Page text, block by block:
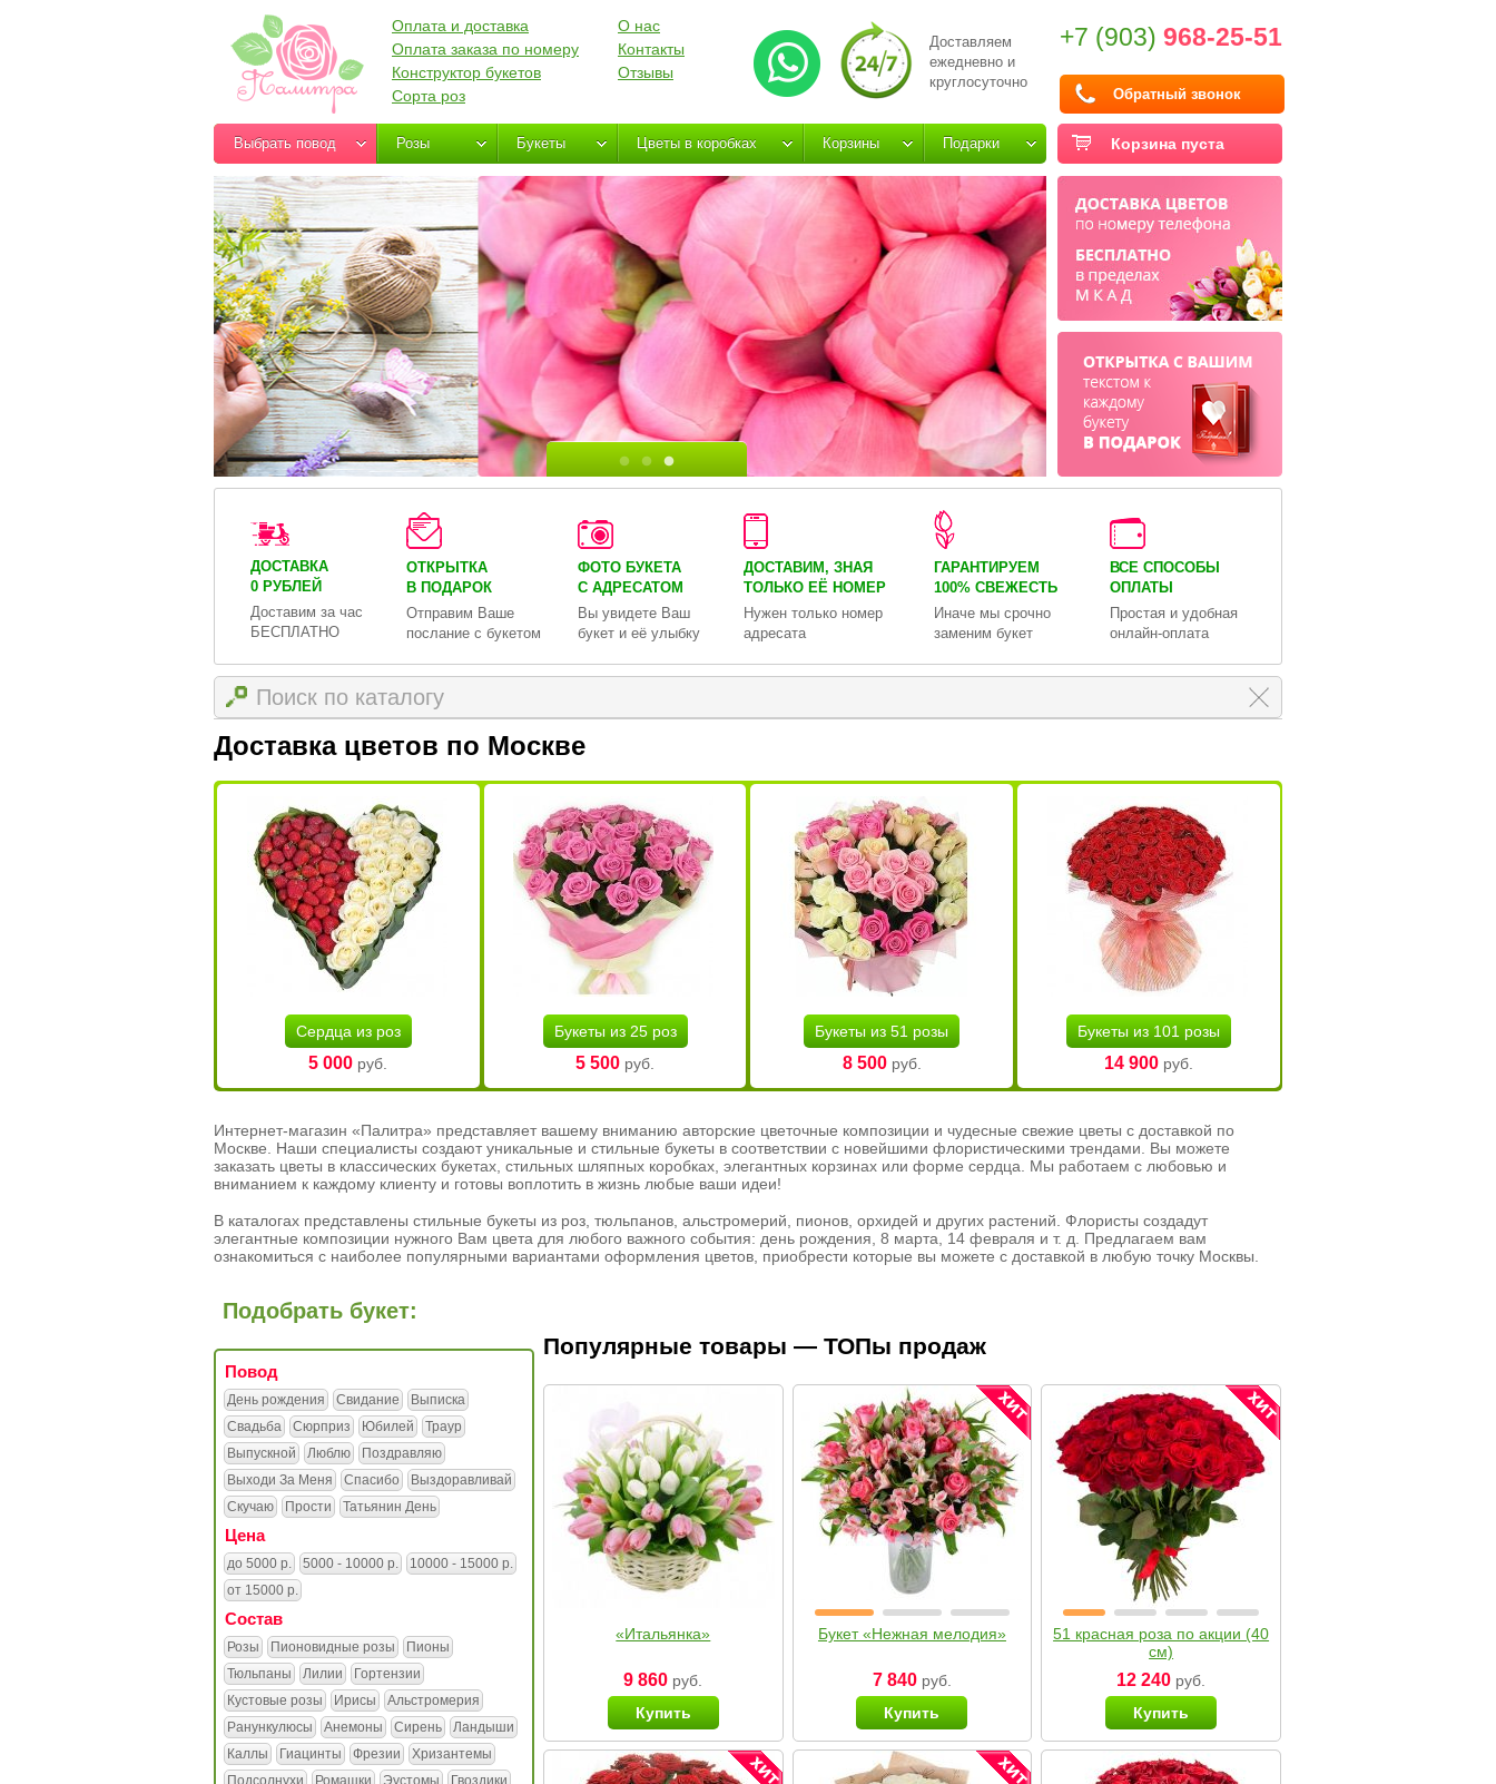
Доставляем
ежедневно и
круглосуточно
+7 (903) 968-25-51
Обратный звонок
Оплата и доставка
Оплата заказа по номеру
Конструктор букетов
Сорта роз
О нас
Контакты
Отзывы
Корзина пуста
Выбрать повод Розы Букеты Цветы в коробках Корзины Подарки
ДОСТАВКА
0 РУБЛЕЙ
Доставим за час
БЕСПЛАТНО
ОТКРЫТКА
В ПОДАРОК
Отправим Ваше
послание с букетом
ФОТО БУКЕТА
С АДРЕСАТОМ
Вы увидете Ваш
букет и её улыбку
ДОСТАВИМ, ЗНАЯ
ТОЛЬКО ЕЁ НОМЕР
Нужен только номер
адресата
ГАРАНТИРУЕМ
100% СВЕЖЕСТЬ
Иначе мы срочно
заменим букет
ВСЕ СПОСОБЫ
ОПЛАТЫ
Простая и удобная
онлайн-оплата
Доставка цветов по Москве
Сердца из роз
5 000 руб.
Букеты из 25 роз
5 500 руб.
Букеты из 51 розы
8 500руб.
Букеты из 101 розы
14 900руб.
Интернет-магазин «Палитра» представляет вашему вниманию авторские цветочные композиции и чудесные свежие цветы с доставкой по
Москве. Наши специалисты создают уникальные и стильные букеты в соответствии с новейшими флористическими трендами. Вы можете
заказать цветы в классических букетах, стильных шляпных коробках, элегантных корзинах или форме сердца. Мы работаем с любовью и
вниманием к каждому клиенту и готовы воплотить в жизнь любые ваши идеи!
В каталогах представлены стильные букеты из роз, тюльпанов, альстромерий, пионов, орхидей и других растений. Флористы создадут
элегантные композиции нужного Вам цвета для любого важного события: день рождения, 8 марта, 14 февраля и т. д. Предлагаем вам
ознакомиться с наиболее популярными вариантами оформления цветов, приобрести которые вы можете с доставкой в любую точку Москвы.
Подобрать букет:
Повод
День рождения Свидание
Выписка
Свадьба
Сюрприз Юбилей
Траур
Выпускной
Люблю
Поздравляю
Выходи За Меня
Спасибо
Выздоравливай
Скучаю
Прости Татьянин День
Цена
до 5000 р. 5000 - 10000 р.
10000 - 15000 р.
от 15000 р.
Состав
Розы Пионовидные розы
Пионы
Тюльпаны
Лилии
Гортензии
Кустовые розы
Ирисы
Альстромерия
Ранункулюсы
Анемоны Сирень
Ландыши
Каллы
Гиацинты Фрезии
Хризантемы
Подсолнухи
Ромашки Эустомы
Гвоздики
Популярные товары — ТОПы продаж
«Итальянка»
9 860 руб.
Купить
Букет «Нежная мелодия»
7 840руб.
Купить
51 красная роза по акции (40
см)
12 240 руб.
Купить